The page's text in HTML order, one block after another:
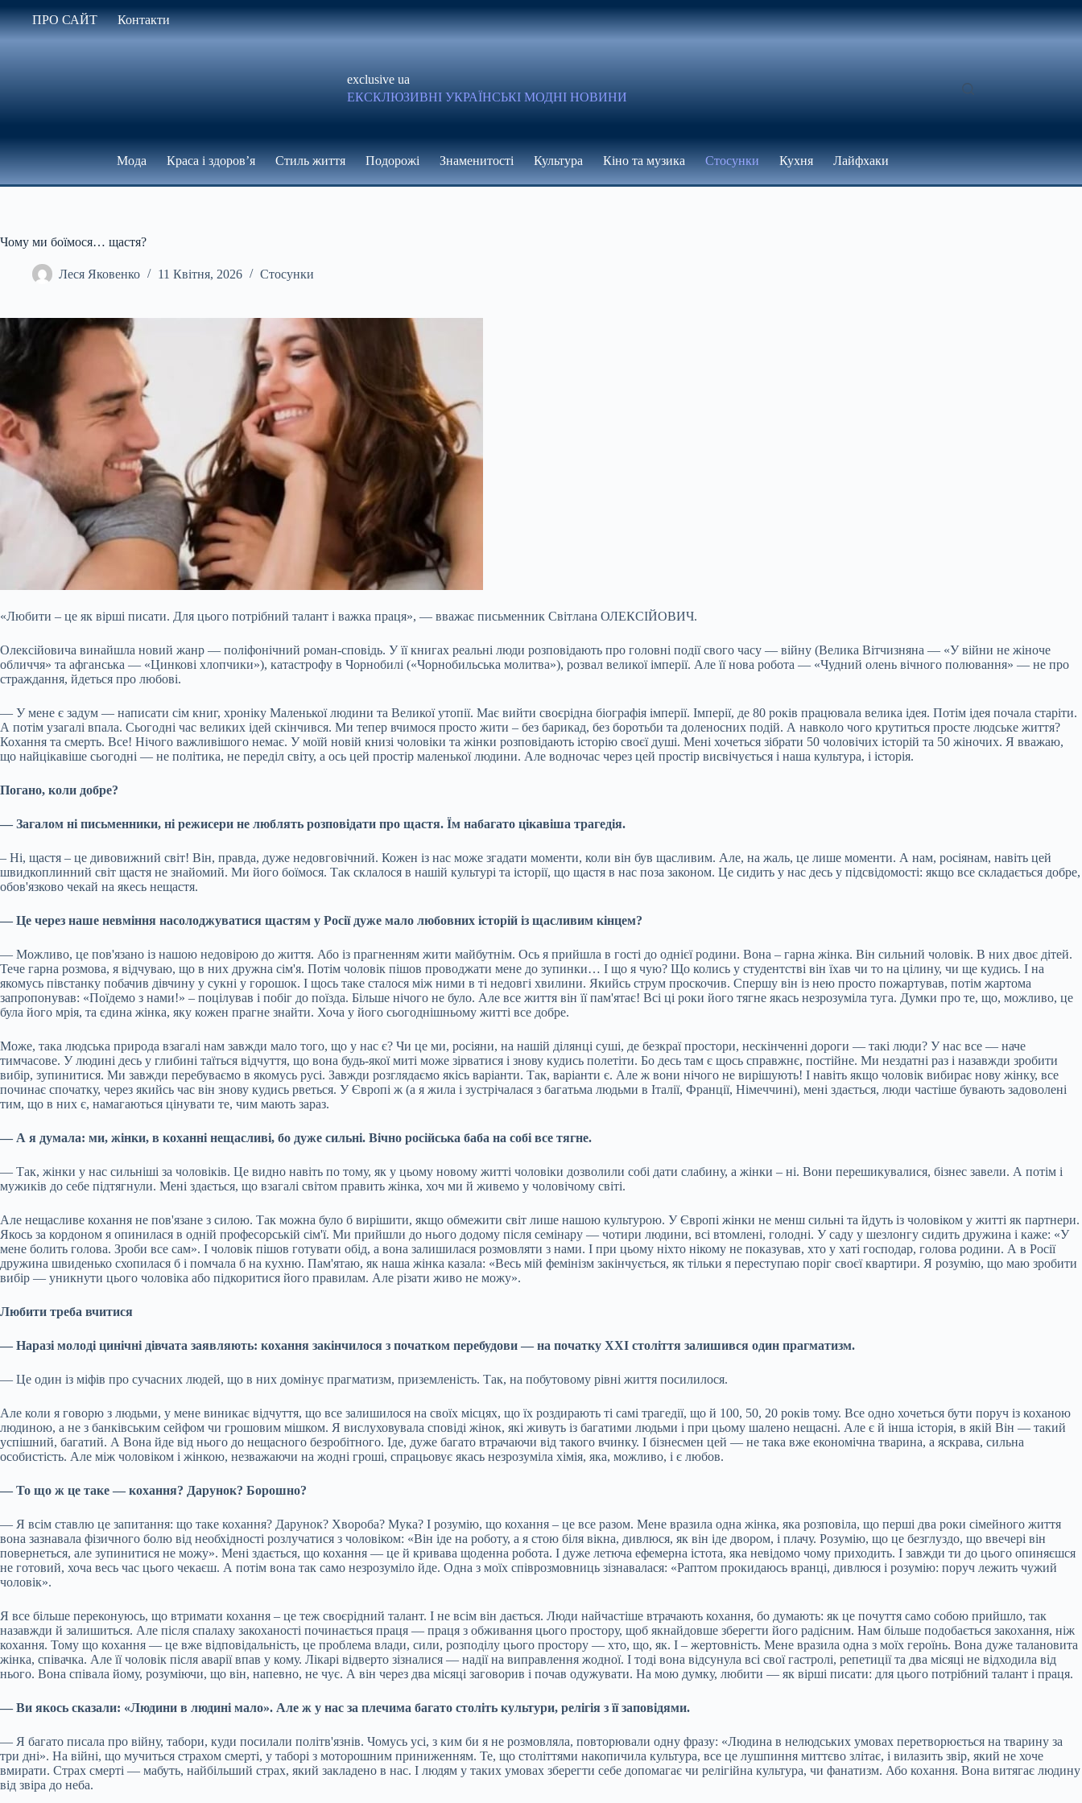
до
вмісту
ПРО САЙТ Контакти
exclusive ua
ЕКСКЛЮЗИВНІ УКРАЇНСЬКІ МОДНІ НОВИНИ
Мода Краса і здоров’я Стиль життя Подорожі Знаменитості Культура Кіно та музика Стосунки Кухня Лайфхаки
Чому ми боїмося… щастя?
Леся Яковенко 11 Квітня, 2026 Стосунки
«Любити – це як вірші писати. Для цього потрібний талант і важка праця», — вважає письменник Світлана ОЛЕКСІЙОВИЧ.
Олексійовича винайшла новий жанр — поліфонічний роман-сповідь. У її книгах реальні люди розповідають про головні події свого часу — війну (Велика Вітчизняна — «У війни не жіноче
обличчя» та афганська — «Цинкові хлопчики»), катастрофу в Чорнобилі («Чорнобильська молитва»), розвал великої імперії. Але її нова робота — «Чудний олень вічного полювання» — не про
страждання, йдеться про любові.
— У мене є задум — написати сім книг, хроніку Маленької людини та Великої утопії. Має вийти своєрідна біографія імперії. Імперії, де 80 років працювала велика ідея. Потім ідея почала старіти.
А потім узагалі впала. Сьогодні час великих ідей скінчився. Ми тепер вчимося просто жити – без барикад, без боротьби та доленосних подій. А навколо чого крутиться просте людське життя?
Кохання та смерть. Все! Нічого важливішого немає. У моїй новій книзі чоловіки та жінки розповідають історію своєї душі. Мені хочеться зібрати 50 чоловічих історій та 50 жіночих. Я вважаю,
що найцікавіше сьогодні — не політика, не переділ світу, а ось цей простір маленької людини. Але водночас через цей простір висвічується і наша культура, і історія.
Погано, коли добре?
— Загалом ні письменники, ні режисери не люблять розповідати про щастя. Їм набагато цікавіша трагедія.
– Ні, щастя – це дивовижний світ! Він, правда, дуже недовговічний. Кожен із нас може згадати моменти, коли він був щасливим. Але, на жаль, це лише моменти. А нам, росіянам, навіть цей
швидкоплинний світ щастя не знайомий. Ми його боїмося. Так склалося в нашій культурі та історії, що щастя в нас поза законом. Це сидить у нас десь у підсвідомості: якщо все складається добре,
обов'язково чекай на якесь нещастя.
— Це через наше невміння насолоджуватися щастям у Росії дуже мало любовних історій із щасливим кінцем?
— Можливо, це пов'язано із нашою недовірою до життя. Або із прагненням жити майбутнім. Ось я прийшла в гості до однієї родини. Вона – гарна жінка. Він сильний чоловік. В них двоє дітей.
Тече гарна розмова, я відчуваю, що в них дружна сім'я. Потім чоловік пішов проводжати мене до зупинки… І що я чую? Що колись у студентстві він їхав чи то на цілину, чи ще кудись. І на
якомусь півстанку побачив дівчину у сукні у горошок. І щось таке сталося між ними в ті недовгі хвилини. Якийсь струм проскочив. Спершу він із нею просто пожартував, потім жартома
запропонував: «Поїдемо з нами!» – поцілував і побіг до поїзда. Більше нічого не було. Але все життя він її пам'ятає! Всі ці роки його тягне якась незрозуміла туга. Думки про те, що, можливо, це
була його мрія, та єдина жінка, яку кожен прагне знайти. Хоча у його сьогоднішньому житті все добре.
Може, така людська природа взагалі нам завжди мало того, що у нас є? Чи це ми, росіяни, на нашій ділянці суші, де безкраї простори, нескінченні дороги — такі люди? У нас все — наче
тимчасове. У людині десь у глибині таїться відчуття, що вона будь-якої миті може зірватися і знову кудись полетіти. Бо десь там є щось справжнє, постійне. Ми нездатні раз і назавжди зробити
вибір, зупинитися. Ми завжди перебуваємо в якомусь русі. Завжди розглядаємо якісь варіанти. Так, варіанти є. Але ж вони нічого не вирішують! І навіть якщо чоловік вибирає нову жінку, все
починає спочатку, через якийсь час він знову кудись рветься. У Європі ж (а я жила і зустрічалася з багатьма людьми в Італії, Франції, Німеччині), мені здається, люди частіше бувають задоволені
тим, що в них є, намагаються цінувати те, чим мають зараз.
— А я думала: ми, жінки, в коханні нещасливі, бо дуже сильні. Вічно російська баба на собі все тягне.
— Так, жінки у нас сильніші за чоловіків. Це видно навіть по тому, як у цьому новому житті чоловіки дозволили собі дати слабину, а жінки – ні. Вони перешикувалися, бізнес завели. А потім і
мужиків до себе підтягнули. Мені здається, що взагалі світом править жінка, хоч ми й живемо у чоловічому світі.
Але нещасливе кохання не пов'язане з силою. Так можна було б вирішити, якщо обмежити світ лише нашою культурою. У Європі жінки не менш сильні та йдуть із чоловіком у житті як партнери.
Якось за кордоном я опинилася в одній професорській сім'ї. Ми прийшли до нього додому після семінару — чотири людини, всі втомлені, голодні. У саду у шезлонгу сидить дружина і каже: «У
мене болить голова. Зроби все сам». І чоловік пішов готувати обід, а вона залишилася розмовляти з нами. І при цьому ніхто нікому не показував, хто у хаті господар, голова родини. А в Росії
дружина швиденько схопилася б і помчала б на кухню. Пам'ятаю, як наша жінка казала: «Весь мій фемінізм закінчується, як тільки я переступаю поріг своєї квартири. Я розумію, що маю зробити
вибір — уникнути цього чоловіка або підкоритися його правилам. Але різати живо не можу».
Любити треба вчитися
— Наразі молоді цинічні дівчата заявляють: кохання закінчилося з початком перебудови — на початку ХХI століття залишився один прагматизм.
— Це один із міфів про сучасних людей, що в них домінує прагматизм, приземленість. Так, на побутовому рівні життя посилилося.
Але коли я говорю з людьми, у мене виникає відчуття, що все залишилося на своїх місцях, що їх роздирають ті самі трагедії, що й 100, 50, 20 років тому. Все одно хочеться бути поруч із коханою
людиною, а не з банківським сейфом чи грошовим мішком. Я вислуховувала сповіді жінок, які живуть із багатими людьми і при цьому шалено нещасні. Але є й інша історія, в якій Він — такий
успішний, багатий. А Вона йде від нього до нещасного безробітного. Іде, дуже багато втрачаючи від такого вчинку. І бізнесмен цей — не така вже економічна тварина, а яскрава, сильна
особистість. Але між чоловіком і жінкою, незважаючи на жодні гроші, спрацьовує якась незрозуміла хімія, яка, можливо, і є любов.
— То що ж це таке — кохання? Дарунок? Борошно?
— Я всім ставлю це запитання: що таке кохання? Дарунок? Хвороба? Мука? І розумію, що кохання – це все разом. Мене вразила одна жінка, яка розповіла, що перші два роки сімейного життя
вона зазнавала фізичного болю від необхідності розлучатися з чоловіком: «Він іде на роботу, а я стою біля вікна, дивлюся, як він іде двором, і плачу. Розумію, що це безглуздо, що ввечері він
повернеться, але зупинитися не можу». Мені здається, що кохання — це й кривава щоденна робота. І дуже летюча ефемерна істота, яка невідомо чому приходить. І завжди ти до цього опиняєшся
не готовий, хоча весь час цього чекаєш. А потім вона так само незрозуміло йде. Одна з моїх співрозмовниць зізнавалася: «Раптом прокидаюсь вранці, дивлюся і розумію: поруч лежить чужий
чоловік».
Я все більше переконуюсь, що втримати кохання – це теж своєрідний талант. І не всім він дається. Люди найчастіше втрачають кохання, бо думають: як це почуття само собою прийшло, так
назавжди й залишиться. Але після спалаху закоханості починається праця — праця з обживання цього простору, щоб якнайдовше зберегти його радісним. Нам більше подобається закохання, ніж
кохання. Тому що кохання — це вже відповідальність, це проблема влади, сили, розподілу цього простору — хто, що, як. І – жертовність. Мене вразила одна з моїх героїнь. Вона дуже талановита
жінка, співачка. Але її чоловік після аварії впав у кому. Лікарі відверто зізналися — надії на виправлення жодної. І тоді вона відсунула всі свої гастролі, репетиції та два місяці не відходила від
нього. Вона співала йому, розуміючи, що він, напевно, не чує. А він через два місяці заговорив і почав одужувати. На мою думку, любити — як вірші писати: для цього потрібний талант і праця.
— Ви якось сказали: «Людини в людині мало». Але ж у нас за плечима багато століть культури, релігія з її заповідями.
— Я багато писала про війну, табори, куди посилали політв'язнів. Чомусь усі, з ким би я не розмовляла, повторювали одну фразу: «Людина в нелюдських умовах перетворюється на тварину за
три дні». На війні, що мучиться страхом смерті, у таборі з моторошним приниженням. Те, що століттями накопичила культура, все це лушпиння миттєво злітає, і вилазить звір, який не хоче
вмирати. Страх смерті — мабуть, найбільший страх, який закладено в нас. І людям у таких умовах зберегти себе допомагає чи релігійна культура, чи фанатизм. Або кохання. Вона витягає людину
від звіра до неба.